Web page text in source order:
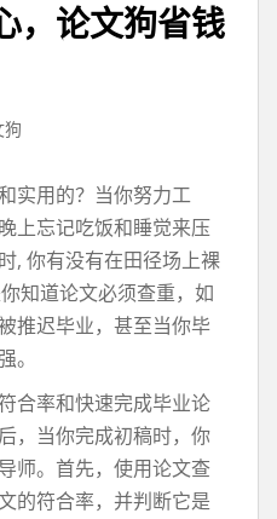
，论文狗省钱
狗
实用的？当你努力工
上忘记吃饭和睡觉来压
, 你有没有在田径场上裸
知道论文必须查重，如
推迟毕业，甚至当你毕
。
合率和快速完成毕业论
，当你完成初稿时，你
师。首先，使用论文查
的符合率，并判断它是